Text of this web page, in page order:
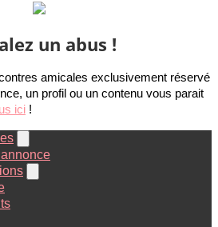
un abus !
amicales exclusivement réservé
un profil ou un contenu vous parait
ici !